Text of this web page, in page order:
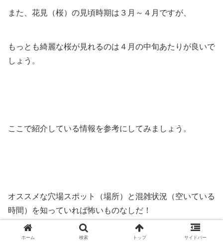
また、花見（桜）の見頃時期は３月～４月ですが、
もっとも綺麗な桜が見れるのは４月の中旬あたりが良いで
しょう。
ここで紹介している情報を参考にしてみましょう。
オススメな穴場スポット（場所）と混雑状況（空いている
時間）を知っていれば怖いものなしだ！
ホーム 検索 トップ サイドバー